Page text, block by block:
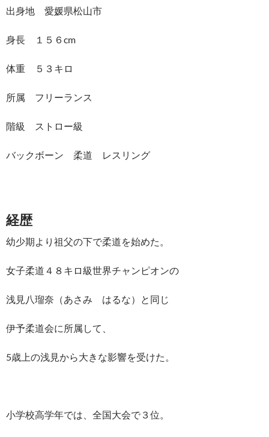
出身地 愛媛県松山市
身長 １５６cm
体重 ５３キロ
所属 フリーランス
階級 ストロー級
バックボーン 柔道 レスリング
経歴
幼少期より祖父の下で柔道を始めた。
女子柔道４８キロ級世界チャンピオンの
浅見八瑠奈（あさみ はるな）と同じ
伊予柔道会に所属して、
5歳上の浅見から大きな影響を受けた。
小学校高学年では、全国大会で３位。